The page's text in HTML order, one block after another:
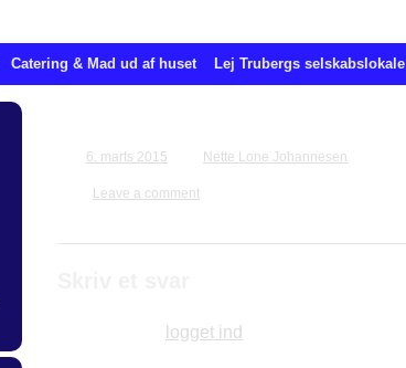
Catering & Mad ud af huset Lej Trubergs selskabslokale
6. marts 2015 Nette Lone Johannesen
Leave a comment
logget ind